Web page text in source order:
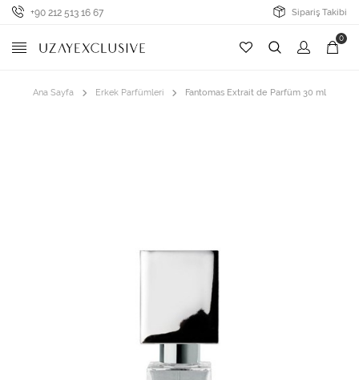
+90 212 513 16 67 Sipariş Takibi
0
Ana Sayfa Erkek Parfümleri Fantomas Extrait de Parfüm 30 ml